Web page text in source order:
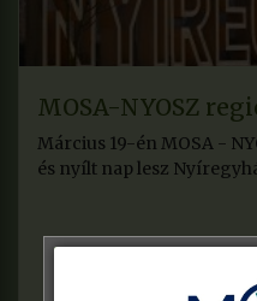
MOSA-NYOSZ
Március 19-én MOSA -
és nyílt nap lesz